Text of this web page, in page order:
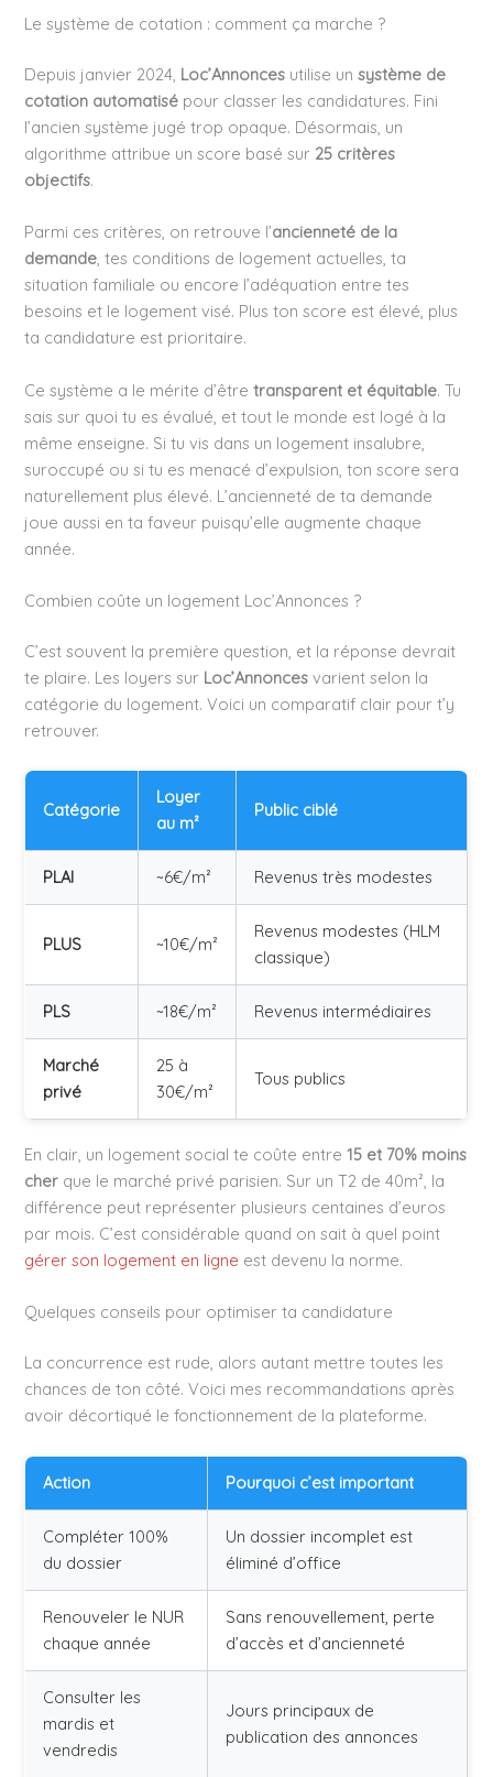
Le système de cotation : comment ça marche ?
Depuis janvier 2024, Loc’Annonces utilise unsystème de
cotation automatisé pour classer les candidatures. Fini
l’ancien système jugé trop opaque. Désormais, un
algorithme attribue un score basé sur 25 critères
objectifs.
Parmi ces critères, on retrouve l’ancienneté de la
demande, tes conditions de logement actuelles, ta
situation familiale ou encore l’adéquation entre tes
besoins et le logement visé. Plus ton score est élevé, plus
ta candidature est prioritaire.
Ce système a le mérite d’êtretransparent et équitable. Tu
sais sur quoi tu es évalué, et tout le monde est logé à la
même enseigne. Si tu vis dans un logement insalubre,
suroccupé ou si tu es menacé d’expulsion, ton score sera
naturellement plus élevé. L’ancienneté de ta demande
joue aussi en ta faveur puisqu’elle augmente chaque
année.
Combien coûte un logement Loc’Annonces ?
C’est souvent la première question, et la réponse devrait
te plaire. Les loyers sur Loc’Annonces varient selon la
catégorie du logement. Voici un comparatif clair pour t’y
retrouver.
Catégorie
Loyer
au m²
Public ciblé
PLAI ~6€/m² Revenus très modestes
PLUS ~10€/m²
Revenus modestes (HLM
classique)
PLS ~18€/m² Revenus intermédiaires
Marché
privé
25 à
30€/m²
Tous publics
En clair, un logement social te coûte entre15 et 70% moins
cher que le marché privé parisien. Sur un T2 de 40m², la
différence peut représenter plusieurs centaines d’euros
par mois. C’est considérable quand on sait à quel point
gérer son logement en ligne est devenu la norme.
Quelques conseils pour optimiser ta candidature
La concurrence est rude, alors autant mettre toutes les
chances de ton côté. Voici mes recommandations après
avoir décortiqué le fonctionnement de la plateforme.
Action Pourquoi c’est important
Compléter 100%
du dossier
Un dossier incomplet est
éliminé d’office
Renouveler le NUR
chaque année
Sans renouvellement, perte
d’accès et d’ancienneté
Consulter les
mardis et
vendredis
Jours principaux de
publication des annonces